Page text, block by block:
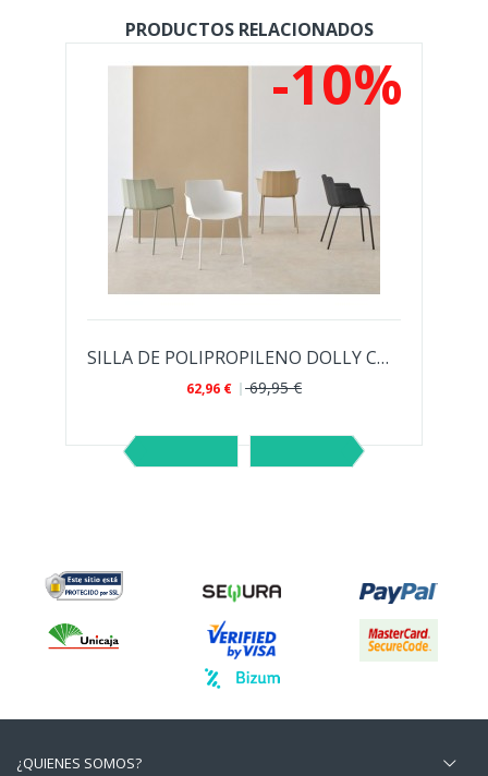
PRODUCTOS RELACIONADOS
-10%
SILLA DE POLIPROPILENO DOLLY CON BRAZOS...
62,96 € 69,95 €
¿QUIENES SOMOS?